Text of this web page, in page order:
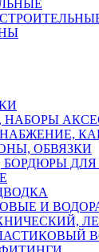
НАБОРЫ
ОБВЯЗКИ
И